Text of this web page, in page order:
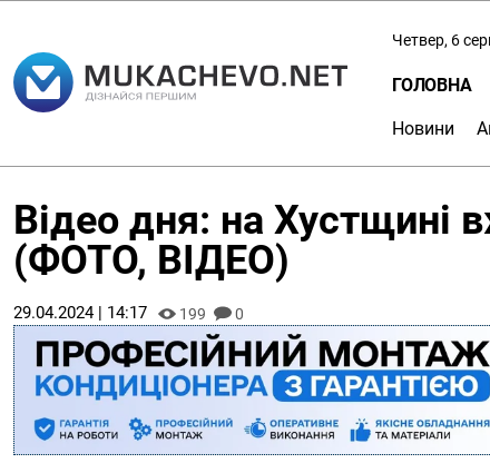
Четвер, 6
ГОЛОВНА
Новини
Відео дня: на Хустщині
(ФОТО, ВІДЕО)
29.04.2024 | 14:17 199 0